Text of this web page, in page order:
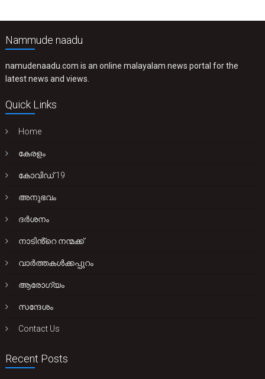
Nammude naadu
namudenaadu.com is an online malayalam news portal for the
latest news and views.
Quick Links
Home
കേരളം
കോവിഡ് 19
അനുഭവം
ദർശനം
നാടിൻ്റെ നന്മക്ക്
വാർത്തകൾക്കപ്പുറം
ആരോഗ്യം
സന്ദേശം
Contact Us
Recent Posts